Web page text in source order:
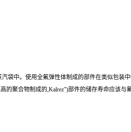
袋中。使用全氟弹性体制成的部件在类似包装中
的聚合物制成的,Kalrez”)部件的储存寿命应该